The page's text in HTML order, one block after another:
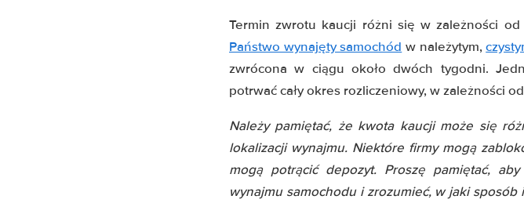
Termin zwrotu kaucji różni się w zależności
Państwo wynajęty samochód w należytym,
zwrócona w ciągu około dwóch tygodni.
potrwać cały okres rozliczeniowy, w zależności
Należy pamiętać, że kwota kaucji może się
lokalizacji wynajmu. Niektóre firmy mogą
mogą potrącić depozyt. Proszę pamiętać,
wynajmu samochodu i zrozumieć, w jaki